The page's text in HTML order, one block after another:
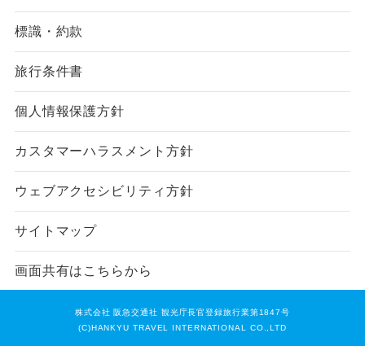
設定する
設定する
設定する
設定する
設定する
設定する
設定する
標識・約款
旅行条件書
個人情報保護方針
カスタマーハラスメント方針
ウェブアクセシビリティ方針
サイトマップ
画面共有はこちらから
株式会社 阪急交通社 観光庁長官登録旅行業第1847号
(C)HANKYU TRAVEL INTERNATIONAL CO.,LTD